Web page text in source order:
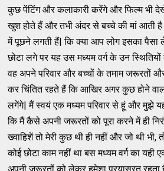
कुछ पेंटिंग और कलाकारी करेंगे और फिल्म भी
खुश होते हैं और तभी अंदर से बच्चे की मां आती
में पूछने लगती हैं| कि क्या आप लोग इसका
छोटा लगे पर यह उस मध्यम वर्ग के उन
वह अपने परिवार और बच्चों के तमाम जरूरतों
कर चिंतित रहते हैं कि आखिर अगर कुछ होने
लगेंगे| मैं स्वयं एक मध्यम परिवार से हूं और मुझे
कि मैं कैसे अपनी जरूरतों को पूरा करने में ही
ख्वाहिशें तो मेरी कुछ थी ही नहीं और जो थी भी,
कोई छोटा काम नहीं था बस मध्यम वर्ग का यही